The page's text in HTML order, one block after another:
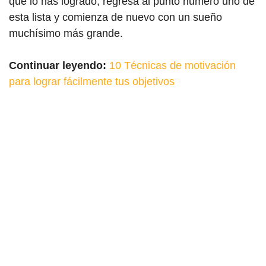
esta lista y comienza de nuevo con un sueño
muchísimo más grande.
Continuar leyendo: 10 Técnicas de motivación
para lograr fácilmente tus objetivos